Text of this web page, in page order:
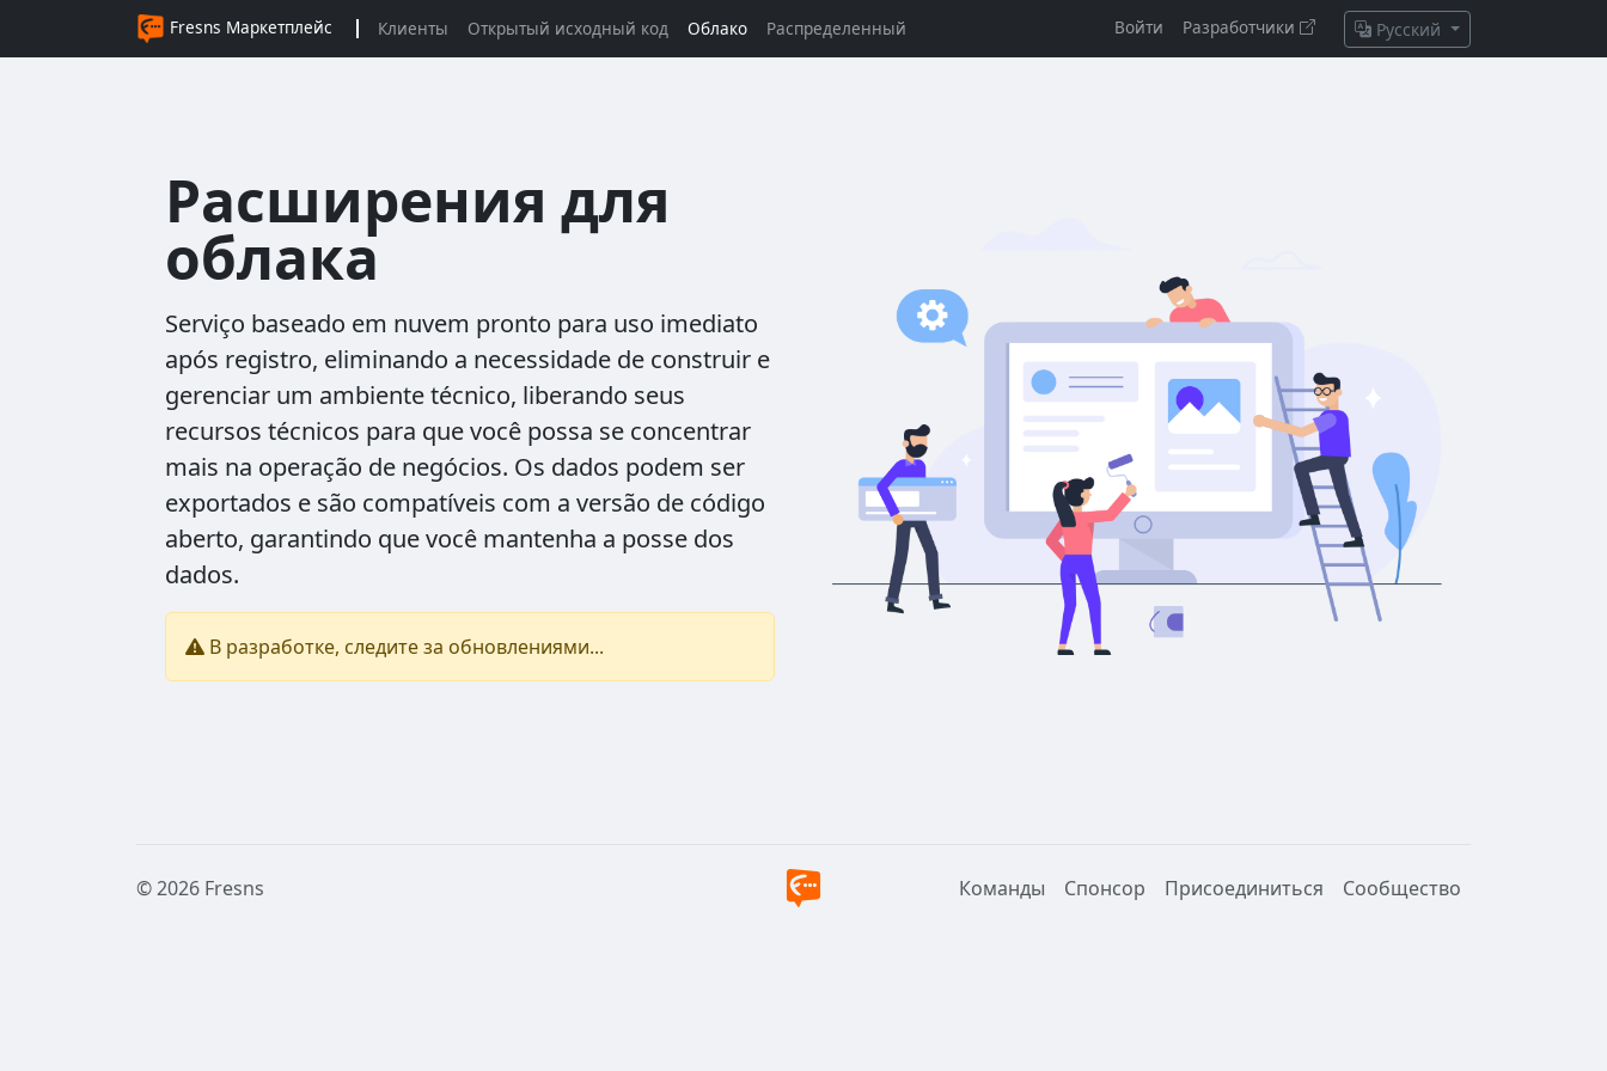
Fresns Маркетплейс Клиенты Открытый исходный код Облако Распределенный Войти Разработчики Русский
Расширения для
облака
Serviço baseado em nuvem pronto para uso imediato
após registro, eliminando a necessidade de construir e
gerenciar um ambiente técnico, liberando seus
recursos técnicos para que você possa se concentrar
mais na operação de negócios. Os dados podem ser
exportados e são compatíveis com a versão de código
aberto, garantindo que você mantenha a posse dos
dados.
В разработке, следите за обновлениями...
© 2026 Fresns Команды Спонсор Присоединиться Сообщество